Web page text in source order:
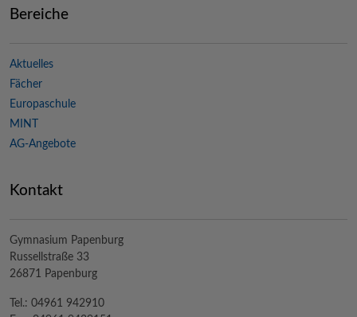
Bereiche
Aktuelles
Fächer
Europaschule
MINT
AG-Angebote
Kontakt
Gymnasium Papenburg
Russellstraße 33
26871 Papenburg
Tel.: 04961 942910